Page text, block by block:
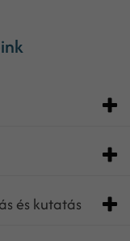
és kutatás